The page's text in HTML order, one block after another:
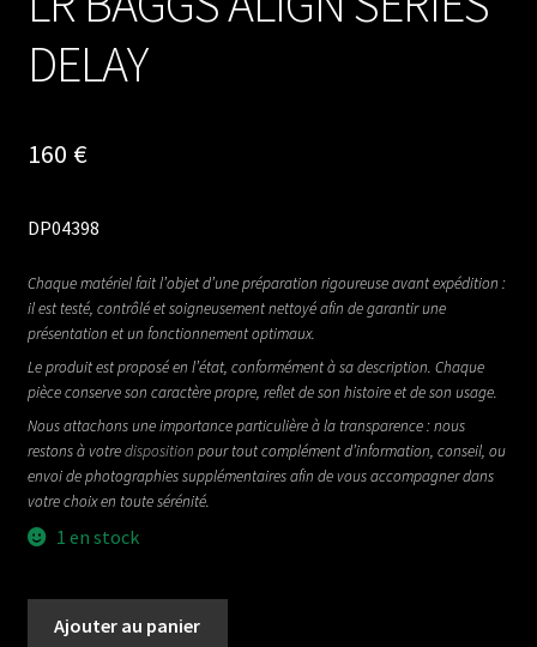
DELAY
160 €
DP04398
Chaque matériel fait l’objet d’une préparation rigoureuse avant expédition :
il est testé, contrôlé et soigneusement nettoyé afin de garantir une
présentation et un fonctionnement optimaux.
Le produit est proposé en l’état, conformément à sa description. Chaque
pièce conserve son caractère propre, reflet de son histoire et de son usage.
Nous attachons une importance particulière à la transparence : nous
restons à votredisposition pour tout complément d’information, conseil, ou
envoi de photographies supplémentaires afin de vous accompagner dans
votre choix en toute sérénité.
1 en stock
Ajouter au panier